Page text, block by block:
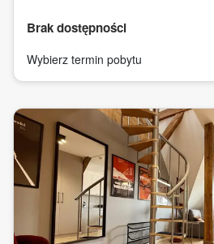
Brak dostępności
Wybierz termin pobytu